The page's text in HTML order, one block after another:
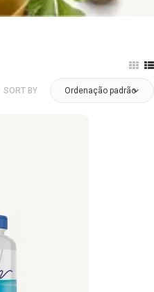
SORT BY Ordenação padrão